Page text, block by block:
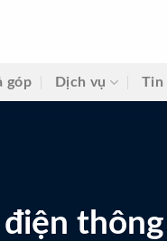
góp Dịch vụ Tin
điện